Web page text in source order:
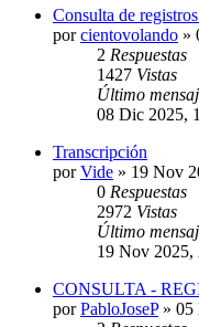
Consulta de
porcientovolando »
2 Respuestas
1427 Vistas
Último
08 Dic 2025,
Transcripción
porVide » 19 Nov
0 Respuestas
2972 Vistas
Último
19 Nov 2025,
CONSULTA -
porPabloJoseP» 05